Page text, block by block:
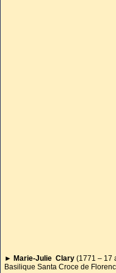
► Marie-Julie Clary (1771 – 17
Basilique Santa Croce de
défendre
après
Pendant
ministres
A la chute
soucieux
pouvoir,
Survilliers